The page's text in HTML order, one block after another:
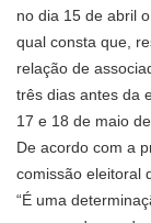
no dia 15 de abril
qual consta que,
relação de
três dias antes da
17 e 18 de maio
De acordo com a
comissão eleitoral
“É uma